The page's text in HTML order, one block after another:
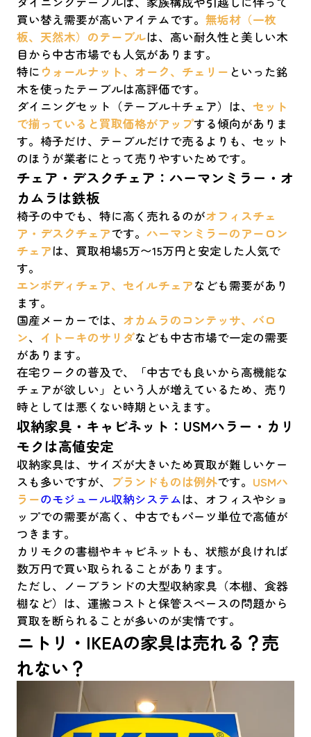
買い替え需要が高いアイテムです。 無垢材（一枚
板、天然木）のテーブルは、高い耐久性と美しい木
目から中古市場でも人気があります。
特に ウォールナット、オーク、チェリー といった銘
木を使ったテーブルは高評価です。
ダイニングセット（テーブル＋チェア）は、 セット
で揃っていると買取価格がアップする傾向がありま
す。椅子だけ、テーブルだけで売るよりも、セット
のほうが業者にとって売りやすいためです。
チェア・デスクチェア：ハーマンミラー・オ
カムラは鉄板
椅子の中でも、特に高く売れるのがオフィスチェ
ア・デスクチェアです。 ハーマンミラーのアーロン
チェアは、買取相場5万〜15万円と安定した人気で
す。
エンボディチェア、セイルチェアなども需要があり
ます。
国産メーカーでは、 オカムラのコンテッサ、バロ
ン、 イトーキのサリダなども中古市場で一定の需要
があります。
在宅ワークの普及で、「中古でも良いから高機能な
チェアが欲しい」という人が増えているため、売り
時としては悪くない時期といえます。
収納家具・キャビネット：USMハラー・カリ
モクは高値安定
収納家具は、サイズが大きいため買取が難しいケー
スも多いですが、 ブランドものは例外です。 USMハ
ラーのモジュール収納システムは、オフィスやショ
ップでの需要が高く、中古でもパーツ単位で高値が
つきます。
カリモクの書棚やキャビネットも、状態が良ければ
数万円で買い取られることがあります。
ただし、ノーブランドの大型収納家具（本棚、食器
棚など）は、運搬コストと保管スペースの問題から
買取を断られることが多いのが実情です。
ニトリ・IKEAの家具は売れる？売
れない？